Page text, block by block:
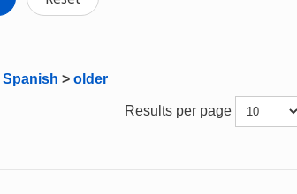
Spanish > older
Results per page